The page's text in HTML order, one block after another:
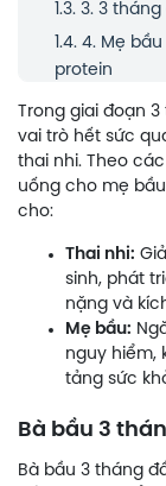
1.3. 3. 3
1.4. 4. Mẹ
protein
1.5.5. Mang
vitamin D
1.6. 6. Phụ
phẩm giàu
Trong giai đoạn
vai trò hết sức
thai nhi. Theo
uống cho mẹ
cho:
Thai nhi:
sinh, phát
nặng và
Mẹ bầu:
nguy hiểm,
tảng sức
Bà bầu 3
Bà bầu 3 tháng